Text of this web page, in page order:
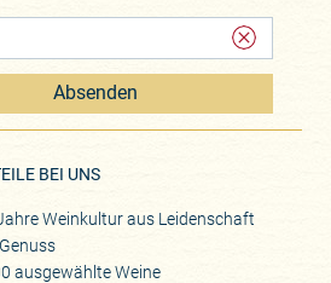
Absenden
BEI UNS
Weinkultur aus Leidenschaft
ausgewählte Weine